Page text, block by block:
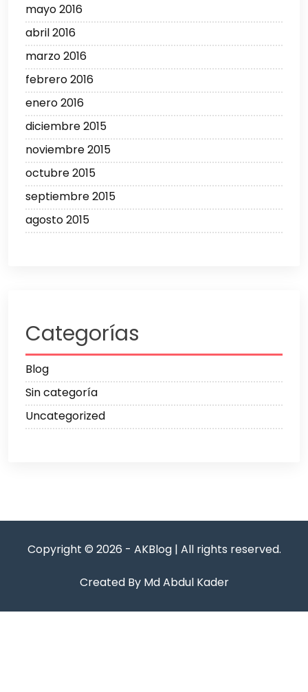
mayo 2016
abril 2016
marzo 2016
febrero 2016
enero 2016
diciembre 2015
noviembre 2015
octubre 2015
septiembre 2015
agosto 2015
Categorías
Blog
Sin categoría
Uncategorized
Copyright © 2026 - AKBlog | All rights reserved.
Created By Md Abdul Kader